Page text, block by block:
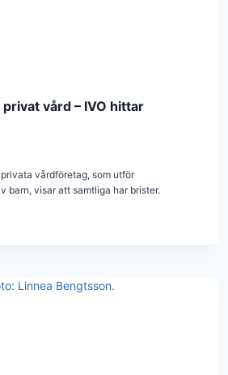
vård – IVO hittar
vårdföretag, som utför
barn, visar att samtliga har brister.